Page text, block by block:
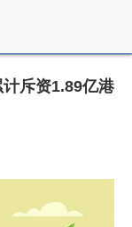
斥资1.89亿港